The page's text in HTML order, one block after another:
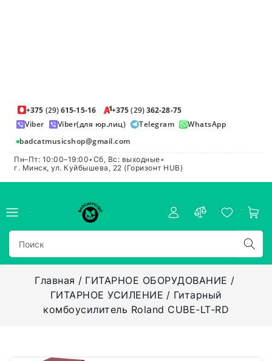
+375 (29)615-15-16 +375(29)362-28-75
Viber
Viber(для юр.лиц) Telegram
WhatsApp
badcatmusicshop@gmail.com
Пн–Пт: 10:00–19:00•Сб, Вс: выходные•
г. Минск, ул. Куйбышева, 22 (Горизонт HUB)
Главная
ГИТАРНОЕ ОБОРУДОВАНИЕ
ГИТАРНОЕ УСИЛЕНИЕ
Гитарный
комбоусилитель Roland CUBE-LT-RD